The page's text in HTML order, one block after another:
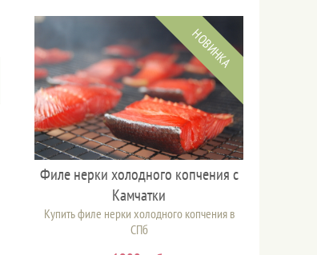
НОВИНКА
Филе нерки холодного копчения с
Камчатки
Купить филе нерки холодного копчения в
СПб